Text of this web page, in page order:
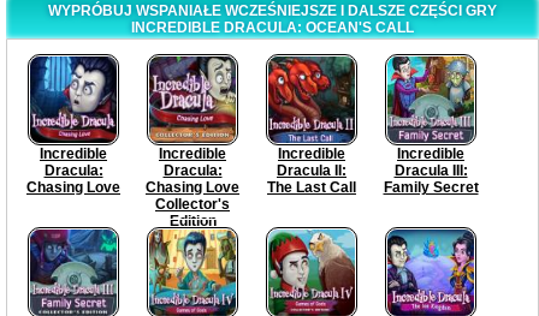
WYPRÓBUJ WSPANIAŁE WCZEŚNIEJSZE I DALSZE CZĘŚCI GRY
INCREDIBLE DRACULA: OCEAN'S CALL
Incredible
Dracula:
Chasing Love
Incredible
Dracula:
Chasing Love
Collector's
Edition
Incredible
Dracula II:
The Last Call
Incredible
Dracula III:
Family Secret